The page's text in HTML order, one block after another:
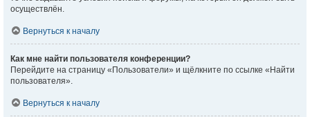
осуществлён.
Вернуться к началу
Как мне найти пользователя конференции?
Перейдите на страницу «Пользователи» и щёлкните по ссылке «Найти
пользователя».
Вернуться к началу